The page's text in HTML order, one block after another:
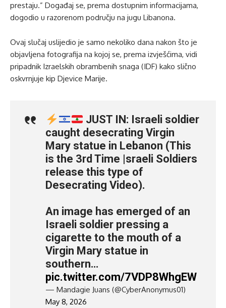
prestaju.” Događaj se, prema dostupnim informacijama,
dogodio u razorenom području na jugu Libanona.
Ovaj slučaj uslijedio je samo nekoliko dana nakon što je
objavljena fotografija na kojoj se, prema izvješćima, vidi
pripadnik Izraelskih obrambenih snaga (IDF) kako slično
oskvrnjuje kip Djevice Marije.
JUST IN: Israeli soldier
caught desecrating Virgin
Mary statue in Lebanon (This
is the 3rd Time |sraeli Soldiers
release this type of
Desecrating Video).
An image has emerged of an
Israeli soldier pressing a
cigarette to the mouth of a
Virgin Mary statue in
southern…
pic.twitter.com/7VDP8WhgEW
— Mandagie Juans (@CyberAnonymus01)
May 8, 2026